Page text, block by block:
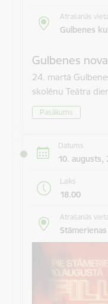
Atrašanās vieta
Gulbenes
Gulbenes
24. martā
skolēnu Teātra
Pasākums
Datums
10. augusts,
Laiks
18.00
Atrašanās vieta